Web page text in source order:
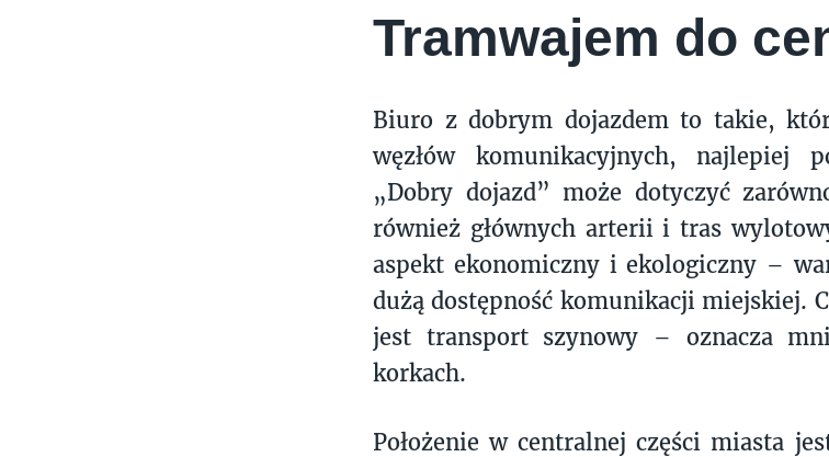
Tramwajem do
Biuro z dobrym dojazdem to takie,
węzłów komunikacyjnych, najlepiej
„Dobry dojazd” może dotyczyć
również głównych arterii i tras
aspekt ekonomiczny i ekologiczny –
dużą dostępność komunikacji miejskiej.
jest transport szynowy – oznacza
korkach.
Położenie w centralnej części miasta